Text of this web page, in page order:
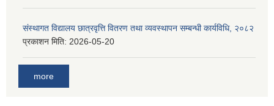
संस्थागत विद्यालय छात्रवृत्ति वितरण तथा व्यवस्थापन सम्बन्धी कार्यविधि, २०८२
प्रकाशन मिति: 2026-05-20
more